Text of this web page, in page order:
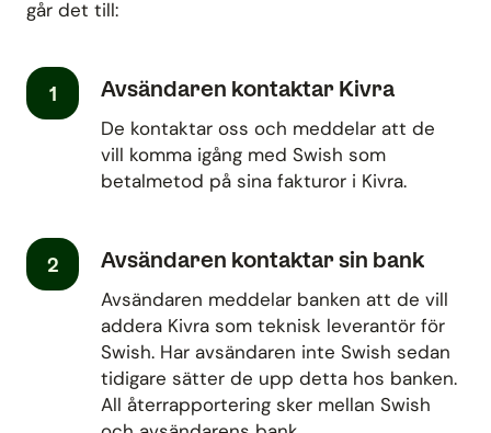
går det till:
1 Avsändaren kontaktar Kivra
De kontaktar oss och meddelar att de
vill komma igång med Swish som
betalmetod på sina fakturor i Kivra.
2 Avsändaren kontaktar sin bank
Avsändaren meddelar banken att de vill
addera Kivra som teknisk leverantör för
Swish. Har avsändaren inte Swish sedan
tidigare sätter de upp detta hos banken.
All återrapportering sker mellan Swish